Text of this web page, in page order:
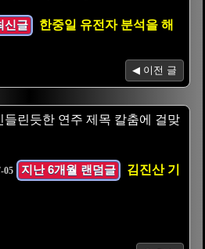
신글
한중일 유전자 분석을 해
◀ 이전 글
들린듯한 연주 제목 칼춤에 걸맞
05 지난 6개월 랜덤글
김진산 기